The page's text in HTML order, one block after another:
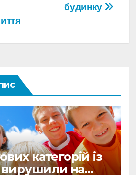
будинку
категорій із
на